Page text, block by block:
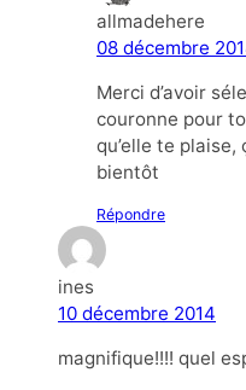
allmadehere
08 décembre
Merci d’avoir
couronne pour
qu’elle te
bientôt
Répondre
ines
10 décembre 2014
magnifique!!!! quel